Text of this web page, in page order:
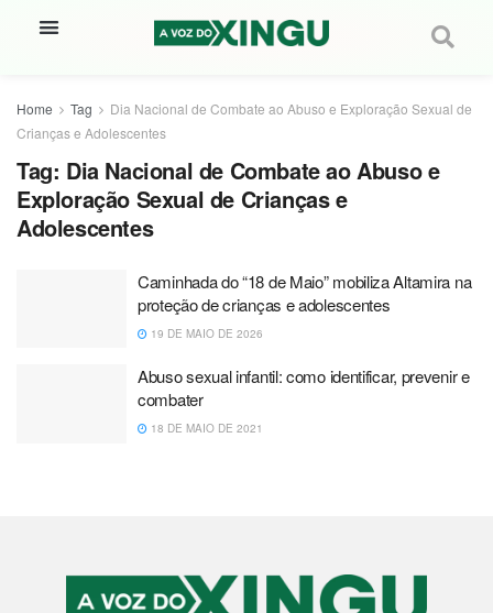
Home Tag
Dia Nacional de Combate ao Abuso e Exploração Sexual de
Crianças e Adolescentes
Tag: Dia Nacional de Combate ao Abuso e
Exploração Sexual de Crianças e
Adolescentes
Caminhada do “18 de Maio” mobiliza Altamira na
proteção de crianças e adolescentes
19 DE MAIO DE 2026
Abuso sexual infantil: como identificar, prevenir e
combater
18 DE MAIO DE 2021